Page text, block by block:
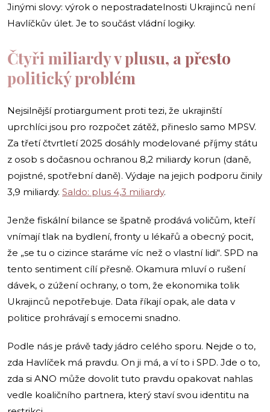
Jinými slovy: výrok o nepostradatelnosti Ukrajinců není
Havlíčkův úlet. Je to součást vládní logiky.
Čtyři miliardy v plusu, a přesto
politický problém
Nejsilnější protiargument proti tezi, že ukrajinští
uprchlíci jsou pro rozpočet zátěž, přineslo samo MPSV.
Za třetí čtvrtletí 2025 dosáhly modelované příjmy státu
z osob s dočasnou ochranou 8,2 miliardy korun (daně,
pojistné, spotřební daně). Výdaje na jejich podporu činily
3,9 miliardy. Saldo: plus 4,3 miliardy.
Jenže fiskální bilance se špatně prodává voličům, kteří
vnímají tlak na bydlení, fronty u lékařů a obecný pocit,
že „se tu o cizince staráme víc než o vlastní lidi“. SPD na
tento sentiment cílí přesně. Okamura mluví o rušení
dávek, o zúžení ochrany, o tom, že ekonomika tolik
Ukrajinců nepotřebuje. Data říkají opak, ale data v
politice prohrávají s emocemi snadno.
Podle nás je právě tady jádro celého sporu. Nejde o to,
zda Havlíček má pravdu. On ji má, a ví to i SPD. Jde o to,
zda si ANO může dovolit tuto pravdu opakovat nahlas
vedle koaličního partnera, který staví svou identitu na